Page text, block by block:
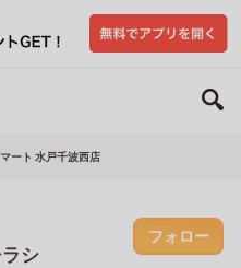
ート 水戸千波西店
シ
フォロー